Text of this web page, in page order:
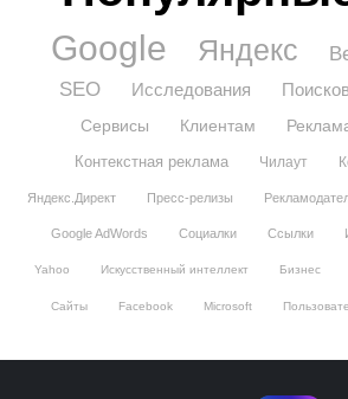
Google Яндекс
SEO
Исследования
Сервисы Клиентам
Контекстная реклама
Чилаут
Яндекс.Директ Пресс-релизы
Google AdWords Социалки Ссылки
Yahoo Искусственный интеллект Бизнес
Сайты Facebook Microsoft